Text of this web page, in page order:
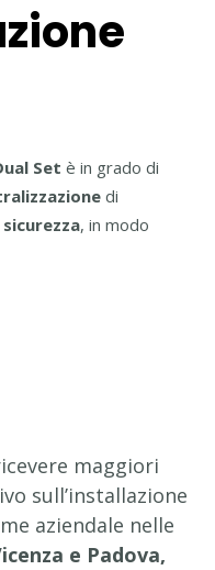
Set è in grado di
di
, in modo
maggiori
sull’installazione
aziendale nelle
e Padova,